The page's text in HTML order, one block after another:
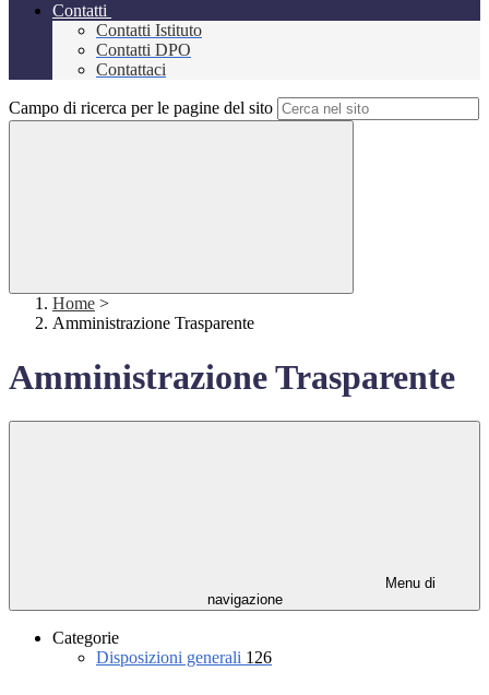
Contatti
Contatti Istituto
Contatti DPO
Contattaci
Campo di ricerca per le pagine del sito
Home >
Amministrazione Trasparente
Amministrazione Trasparente
Menu di
navigazione
Categorie
Disposizioni generali 126